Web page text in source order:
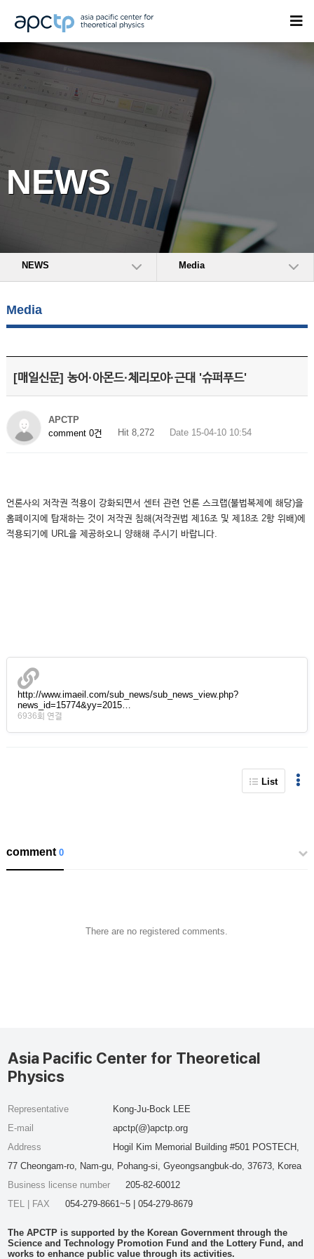
NEWS
NEWS Media
Media
[매일신문] 농어·아몬드·체리모야·근대 '슈퍼푸드'
APCTP
comment 0건
Hit 8,272 Date 15-04-10 10:54
언론사의 저작권 적용이 강화되면서 센터 관련 언론 스크랩(불법복제에 해당)을
홈페이지에 탑재하는 것이 저작권 침해(저작권법 제16조 및 제18조 2항 위배)에
적용되기에 URL을 제공하오니 양해해 주시기 바랍니다.
http://www.imaeil.com/sub_news/sub_news_view.php?
news_id=15774&yy=2015…
6936회 연결
List
comment0
There are no registered comments.
Asia Pacific Center for Theoretical
Physics
Representative
Kong-Ju-Bock LEE
E-mail
apctp(@)apctp.org
Address
Hogil Kim Memorial Building #501 POSTECH,
77 Cheongam-ro, Nam-gu, Pohang-si, Gyeongsangbuk-do, 37673, Korea
Business license number
205-82-60012
TEL | FAX
054-279-8661~5 | 054-279-8679
The APCTP is supported by the Korean Government through the
Science and Technology Promotion Fund and the Lottery Fund, and
works to enhance public value through its activities.